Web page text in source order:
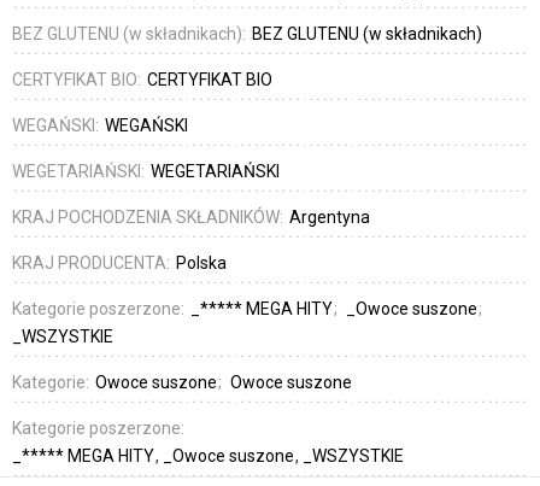
BEZ GLUTENU (w składnikach): BEZ GLUTENU (w składnikach)
CERTYFIKAT BIO: CERTYFIKAT BIO
WEGAŃSKI: WEGAŃSKI
WEGETARIAŃSKI: WEGETARIAŃSKI
KRAJ POCHODZENIA SKŁADNIKÓW: Argentyna
KRAJ PRODUCENTA: Polska
Kategorie poszerzone: _***** MEGA HITY
_Owoce suszone
_WSZYSTKIE
Kategorie: Owoce suszone Owoce suszone
Kategorie poszerzone:
_***** MEGA HITY
_Owoce suszone _WSZYSTKIE